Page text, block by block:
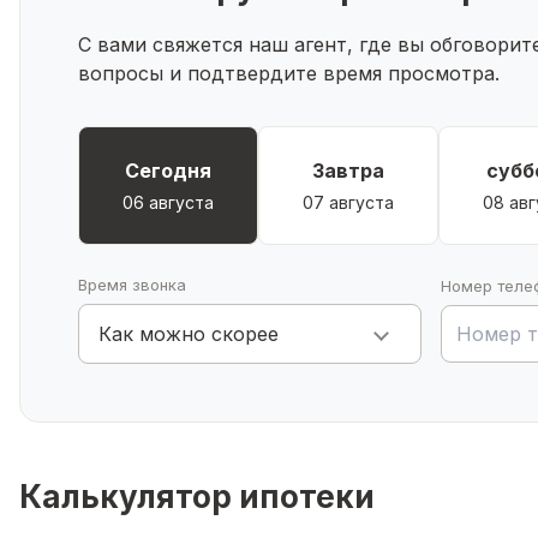
квартира станетотличнымвыборомдля тех,
А
без обременений и долгов. Предоставляем
ипотеки , а так же полное юридическое
Записывайтесьнапросмотр,чтобылично оценить
С вами свяжется наш агент, где вы
вопросы и подтвердите время просмотра.
Сегодня
06 августа
Завтра
07 августа 08
Время звонка
Как можно скорее
Номер
Калькулятор ипотеки